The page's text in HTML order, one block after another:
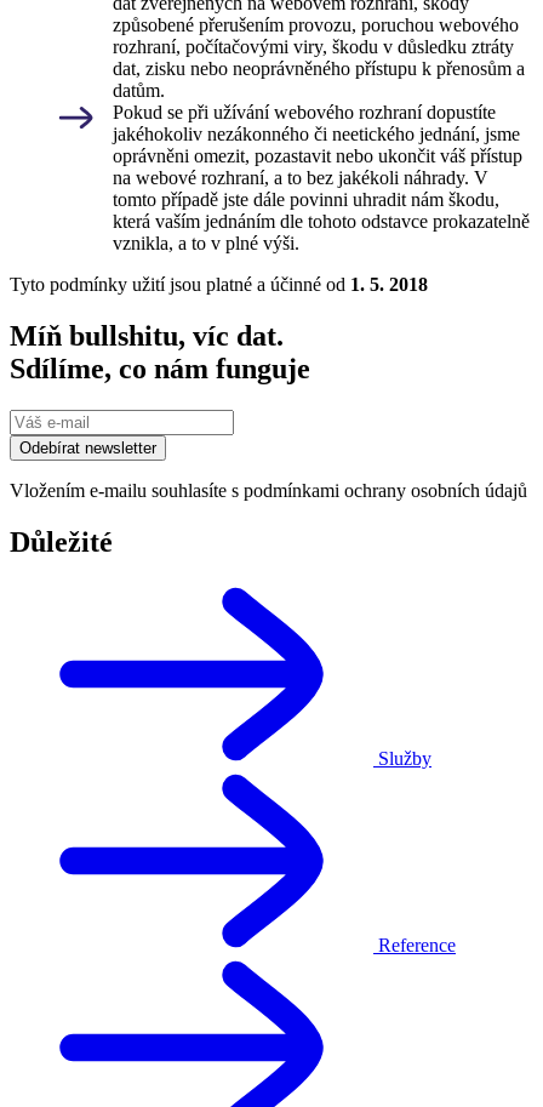
způsobené přerušením provozu, poruchou webového
rozhraní, počítačovými viry, škodu v důsledku ztráty
dat, zisku nebo neoprávněného přístupu k přenosům a
datům.
Pokud se při užívání webového rozhraní dopustíte
jakéhokoliv nezákonného či neetického jednání, jsme
oprávněni omezit, pozastavit nebo ukončit váš přístup
na webové rozhraní, a to bez jakékoli náhrady. V
tomto případě jste dále povinni uhradit nám škodu,
která vaším jednáním dle tohoto odstavce prokazatelně
vznikla, a to v plné výši.
Tyto podmínky užití jsou platné a účinné od 1. 5. 2018
Míň bullshitu, víc dat.
Sdílíme, co nám funguje
Odebírat newsletter
Vložením e-mailu souhlasíte s podmínkami ochrany osobních údajů
Důležité
Služby
Reference